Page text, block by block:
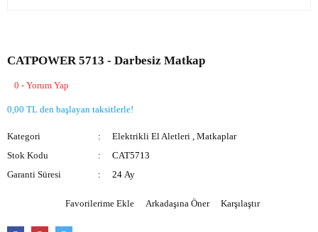
CATPOWER 5713 - Darbesiz Matkap
0 - Yorum Yap
0,00 TL den başlayan taksitlerle!
Kategori Elektrikli El Aletleri ,Matkaplar
Stok Kodu
CAT5713
Garanti Süresi
24 Ay
Arkadaşına Öner Karşılaştır